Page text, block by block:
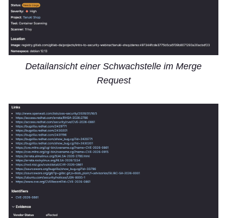
Detailansicht einer Schwachstelle im Merge
Request